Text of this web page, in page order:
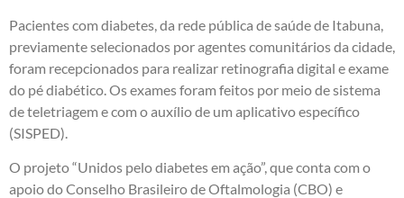
Pacientes com diabetes, da rede pública de saúde de Itabuna,
previamente selecionados por agentes comunitários da cidade,
foram recepcionados para realizar retinografia digital e exame
do pé diabético. Os exames foram feitos por meio de sistema
de teletriagem e com o auxílio de um aplicativo específico
(SISPED).
O projeto “Unidos pelo diabetes em ação”, que conta com o
apoio do Conselho Brasileiro de Oftalmologia (CBO) e